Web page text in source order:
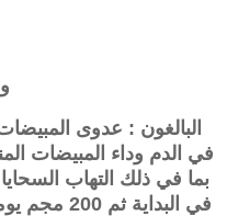
البالغون : عدوى
في الدم وداء المبيضات